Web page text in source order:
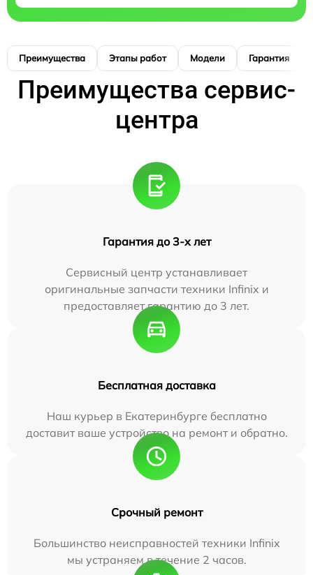
Преимущества Этапы работ Модели Гарантия
Преимущества сервис-
центра
Гарантия до 3-х лет
Сервисный центр устанавливает
оригинальные запчасти техники Infinix и
предоставляет гарантию до 3 лет.
Бесплатная доставка
Наш курьер в Екатеринбурге бесплатно
доставит ваше устройство на ремонт и обратно.
Срочный ремонт
Большинство неисправностей техники Infinix
мы устраняем в течение 2 часов.